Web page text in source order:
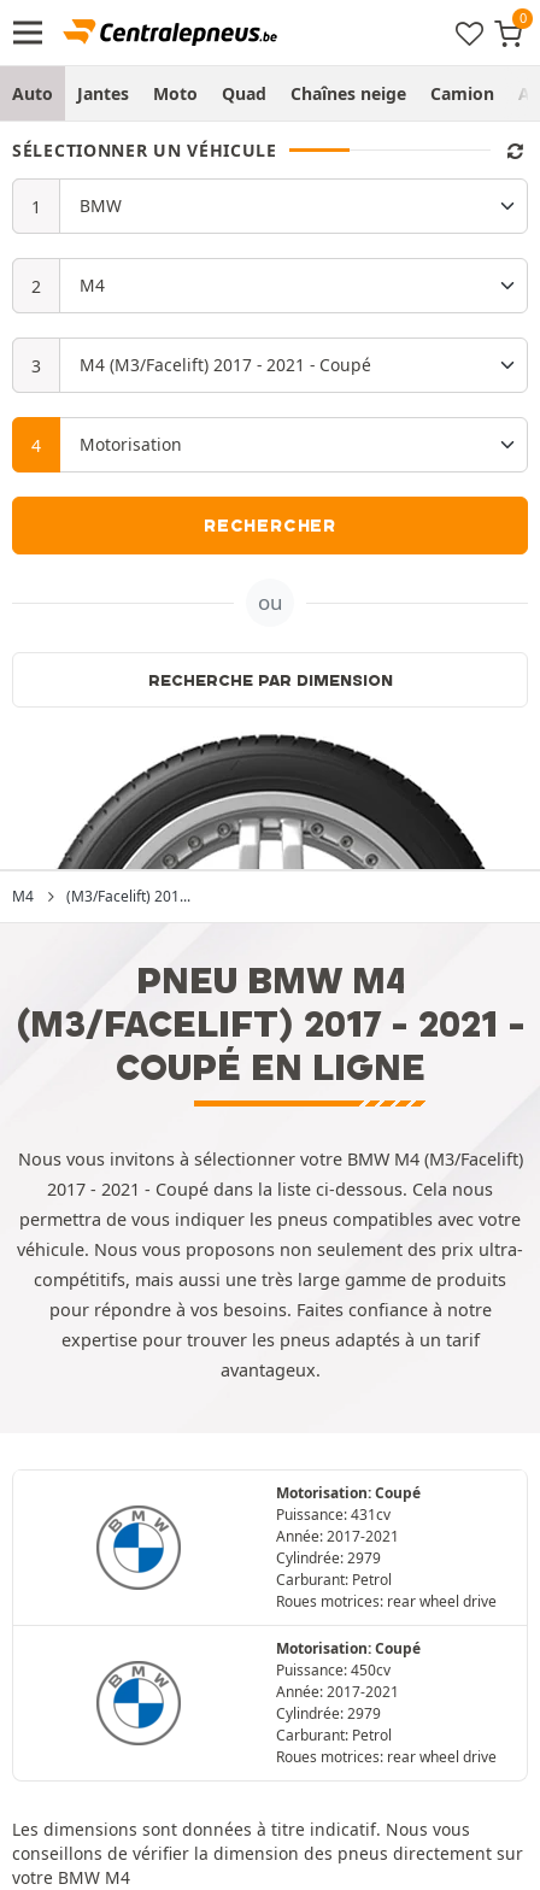
Auto Jantes Moto Quad Chaînes neige Camion
SÉLECTIONNER UN VÉHICULE
RECHERCHER
ou
RECHERCHE PAR DIMENSION
M4 (M3/Facelift) 201...
PNEU BMW M4
(M3/FACELIFT) 2017 - 2021 -
COUPÉ EN LIGNE
Nous vous invitons à sélectionner votre BMW M4 (M3/Facelift)
2017 - 2021 - Coupé dans la liste ci-dessous. Cela nous
permettra de vous indiquer les pneus compatibles avec votre
véhicule. Nous vous proposons non seulement des prix ultra-
compétitifs, mais aussi une très large gamme de produits
pour répondre à vos besoins. Faites confiance à notre
expertise pour trouver les pneus adaptés à un tarif
avantageux.
Motorisation: Coupé
Puissance: 431cv
Année: 2017-2021
Cylindrée: 2979
Carburant: Petrol
Roues motrices: rear wheel drive
Motorisation: Coupé
Puissance: 450cv
Année: 2017-2021
Cylindrée: 2979
Carburant: Petrol
Roues motrices: rear wheel drive
Les dimensions sont données à titre indicatif. Nous vous
conseillons de vérifier la dimension des pneus directement sur
votre BMW M4